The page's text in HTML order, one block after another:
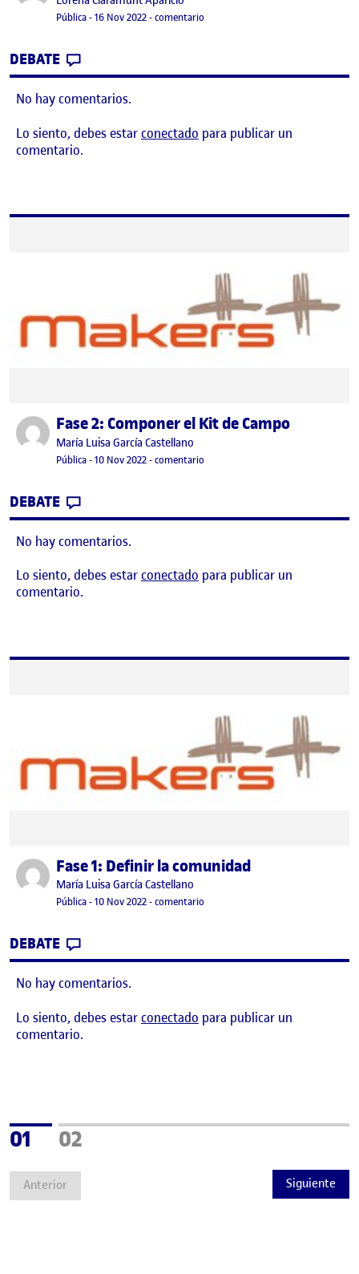
Visibilidad:
Pública-Fecha de publicación
16 Nov 202216 noviembre, 2022 10:33 pm
-comentario
DEBATE
No hay comentarios.
Lo siento, debes estarconectado para publicar un
comentario.
Publicado porFase 2: Componer el Kit de Campo
Publicado por
María Luisa García Castellano
Visibilidad:
Pública-Fecha de publicación
10 Nov 2022-comentario
DEBATE
No hay comentarios.
Lo siento, debes estarconectado para publicar un
comentario.
Publicado porFase 1: Definir la comunidad
Publicado por
María Luisa García Castellano
Visibilidad:
Pública-Fecha de publicación
10 Nov 202210 noviembre, 2022 11:00 pm
-comentario
DEBATE
No hay comentarios.
Lo siento, debes estarconectado para publicar un
comentario.
Anterior
Página
01 Página
02
Siguiente